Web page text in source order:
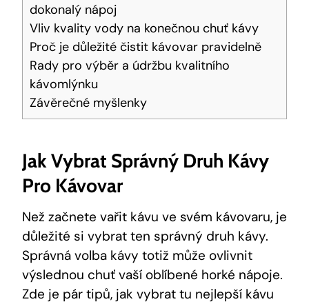
dokonalý nápoj
Vliv kvality vody na konečnou chuť kávy
Proč je důležité čistit kávovar pravidelně
Rady pro výběr a údržbu kvalitního
kávomlýnku
Závěrečné myšlenky
Jak Vybrat Správný Druh Kávy
Pro Kávovar
Než začnete vařit kávu ve svém kávovaru, je
důležité si vybrat ten správný druh kávy.
Správná volba kávy totiž může ovlivnit
výslednou chuť vaší oblíbené horké nápoje.
Zde je pár tipů, jak vybrat tu nejlepší kávu